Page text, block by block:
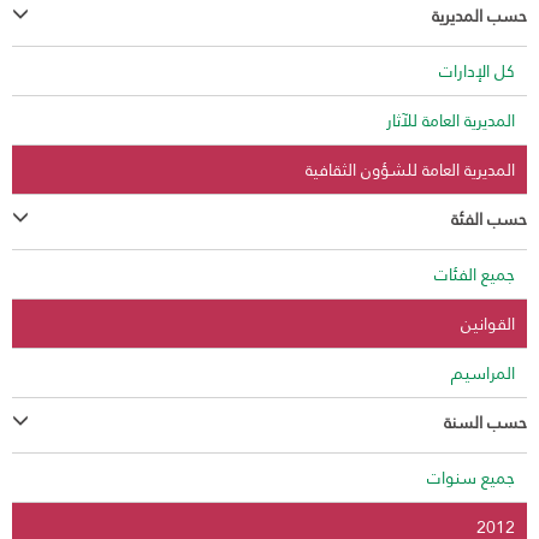
حسب المديرية
كل الإدارات
المديرية العامة للآثار
المديرية العامة للشؤون الثقافية
حسب الفئة
جميع الفئات
القوانين
المراسيم
حسب السنة
جميع سنوات
2012